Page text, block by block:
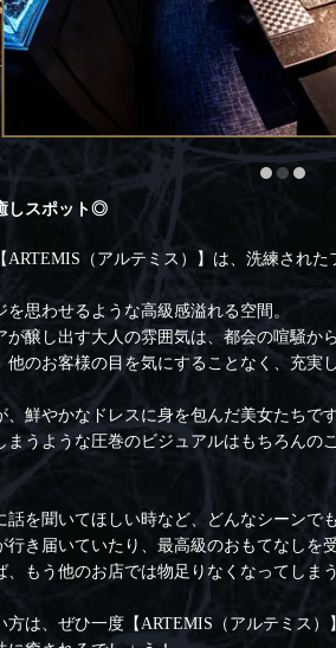
しスポット◎
（アルテミス）】は、洗練された
思わせるような高級感溢れる空間。
醸し出す大人の雰囲気は、都会の喧騒か
他のお客様の目を気にすることなく、充
鮮やかなドレスに身を包んだ美女たちで
うような圧巻のビジュアルはもちろん
を聞いてほしい時など、どんなシーンで
行き届いていたり、最高級のおもてなし
もう他のお店では物足りなくなってしま
方は、ぜひ一度【ARTEMIS（アルテミス